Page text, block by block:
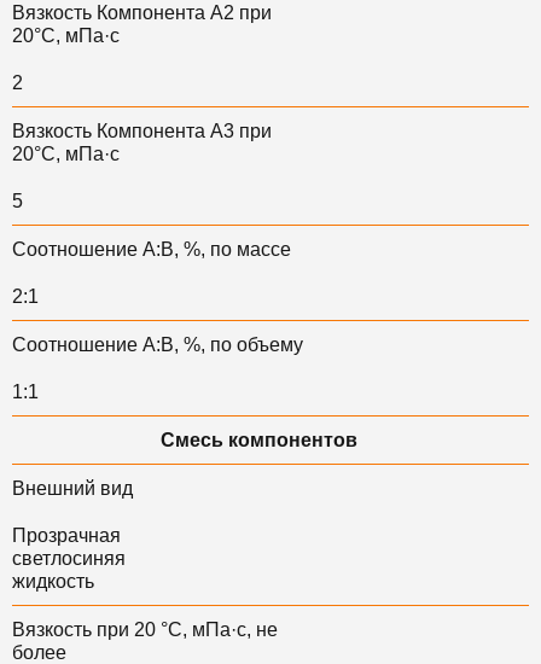
Вязкость Компонента А2 при
20°С, мПа·с
2
Вязкость Компонента А3 при
20°С, мПа·с
5
Соотношение А:В, %, по массе
2:1
Соотношение А:В, %, по объему
1:1
Смесь компонентов
Внешний вид
Прозрачная
светлосиняя
жидкость
Вязкость при 20 °С, мПа·с, не
более